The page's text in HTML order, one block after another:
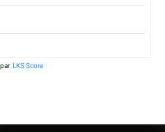
LKS Score